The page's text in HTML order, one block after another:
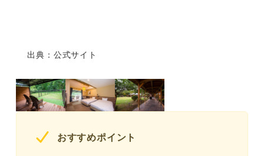
出典：公式サイト
おすすめポイント